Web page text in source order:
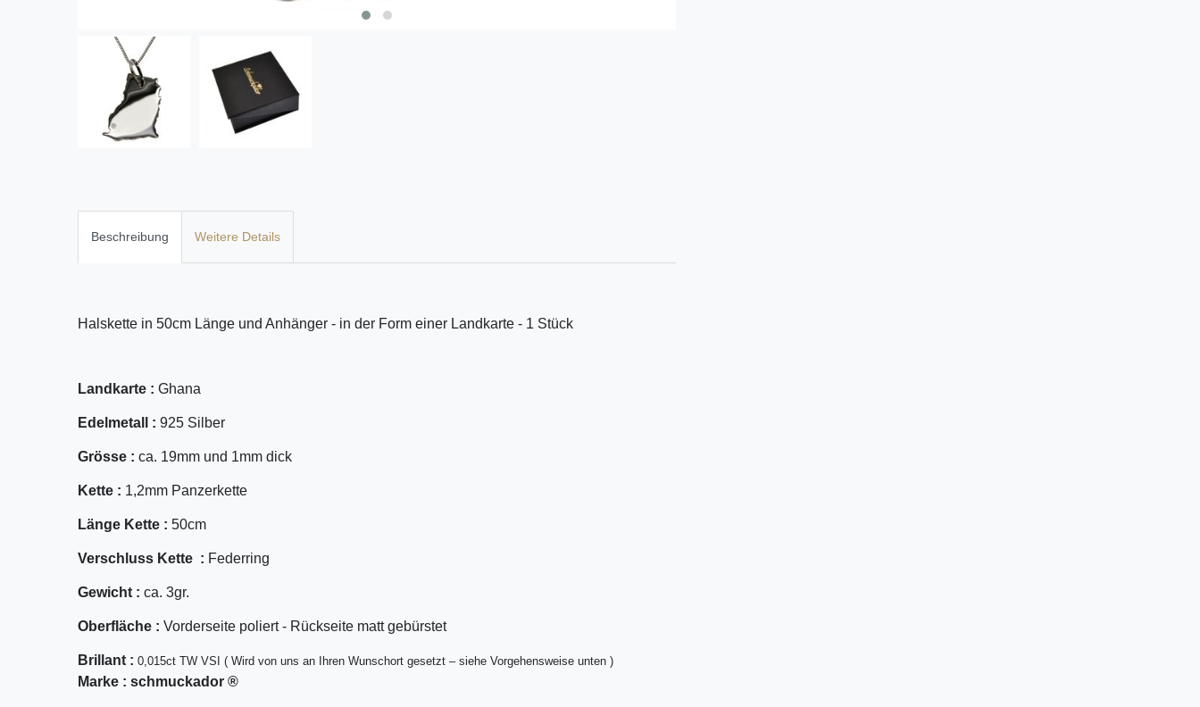
Beschreibung Weitere Details
Halskette in 50cm Länge und Anhänger - in der Form einer Landkarte - 1 Stück
Landkarte : Ghana
Edelmetall : 925 Silber
Grösse : ca. 19mm und 1mm dick
Kette : 1,2mm Panzerkette
Länge Kette : 50cm
Verschluss Kette : Federring
Gewicht : ca. 3gr.
Oberfläche : Vorderseite poliert - Rückseite matt gebürstet
Bril lant : 0,015ct TW VSI ( Wird von uns an Ihren Wunschort gesetzt – siehe Vorgehensweise unten )
Marke : schmuckador ®